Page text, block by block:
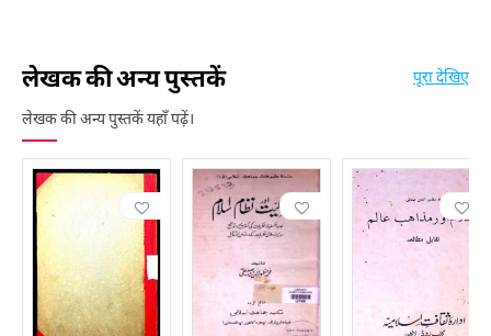
लेखक की अन्य पुस्तकें
लेखक की अन्य पुस्तकें यहाँ पढ़ें।
पूरा देखिए